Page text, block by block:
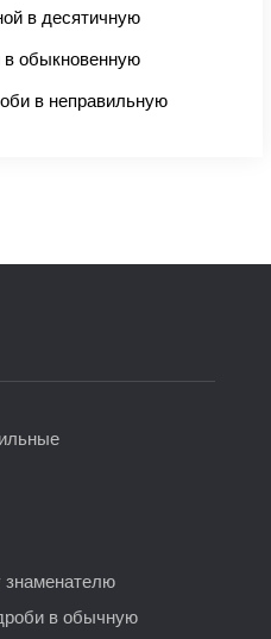
в десятичную
в обыкновенную
в неправильную
в обычную